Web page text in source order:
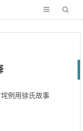
例用徐氏故事